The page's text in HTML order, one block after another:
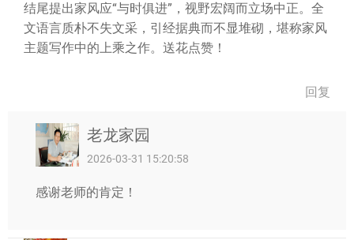
结尾提出家风应“与时俱进”，视野宏阔而立场中正。全
文语言质朴不失文采，引经据典而不显堆砌，堪称家风
主题写作中的上乘之作。送花点赞！
回复
老龙家园
2026-03-31 15:20:58
感谢老师的肯定！